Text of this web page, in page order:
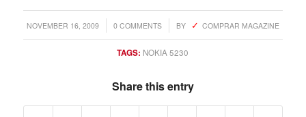
NOVEMBER 16, 2009
/ 0 COMMENTS
/ BY COMPRAR MAGAZINE
TAGS: NOKIA 5230
Share this entry